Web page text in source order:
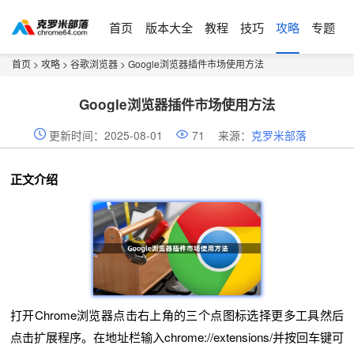
首页 版本大全 教程 技巧 攻略 专题
首页 > 攻略 > 谷歌浏览器 > Google浏览器插件市场使用方法
Google浏览器插件市场使用方法
更新时间：2025-08-01 71 来源： 克罗米部落
正文介绍
打开Chrome浏览器点击右上角的三个点图标选择更多工具然后
点击扩展程序。在地址栏输入chrome://extensions/并按回车键可